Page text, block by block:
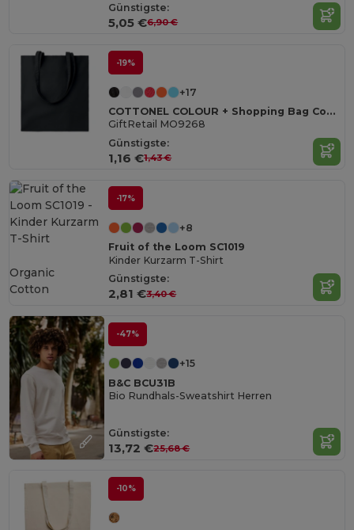
Günstigste:
5,05 €6,90 €
-19%
+17
COTTONEL COLOUR + Shopping Bag Cotton 140g/m²
GiftRetail MO9268
Günstigste:
1,16 €1,43 €
-17%
+8
Fruit of the Loom SC1019
Kinder Kurzarm T-Shirt
Günstigste:
2,81 €3,40 €
Organic
Cotton
-47%
+15
B&C BCU31B
Bio Rundhals-Sweatshirt Herren
Günstigste:
13,72 €25,68 €
-10%